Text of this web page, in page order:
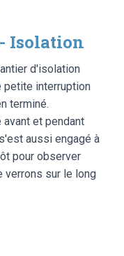
Isolation
d'isolation
petite interruption
terminé.
et pendant
aussi engagé à
pour observer
verrons sur le long